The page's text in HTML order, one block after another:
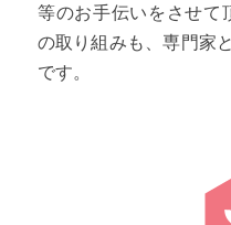
等のお手伝いをさせて
の取り組みも、専門家
です。